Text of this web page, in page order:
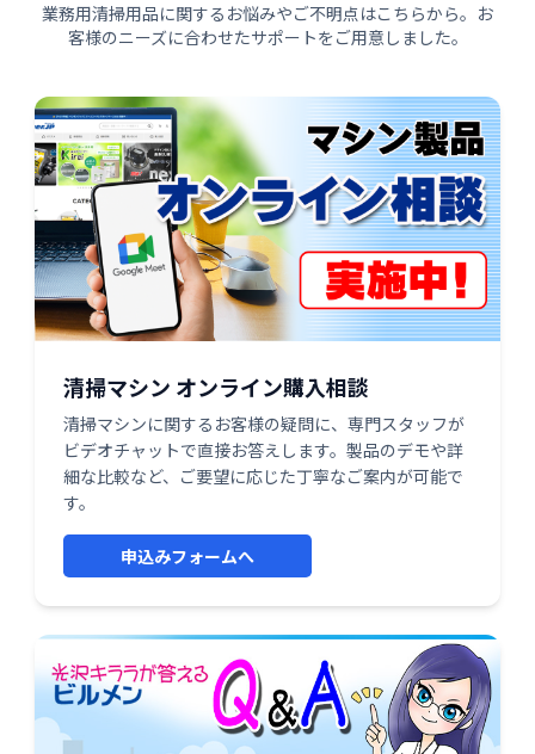
業務用清掃用品に関するお悩みやご不明点はこちらから。お
客様のニーズに合わせたサポートをご用意しました。
清掃マシン オンライン購入相談
清掃マシンに関するお客様の疑問に、専門スタッフが
ビデオチャットで直接お答えします。製品のデモや詳
細な比較など、ご要望に応じた丁寧なご案内が可能で
す。
申込みフォームへ